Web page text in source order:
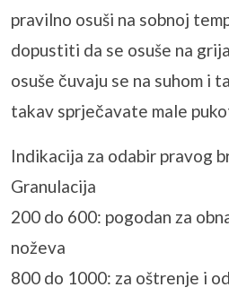
pravilno osuši na sobnoj
dopustiti da se osuše na
osuše čuvaju se na suhom i
takav sprječavate male
Indikacija za odabir pravog
Granulacija
200 do 600: pogodan za
noževa
800 do 1000: za oštrenje i